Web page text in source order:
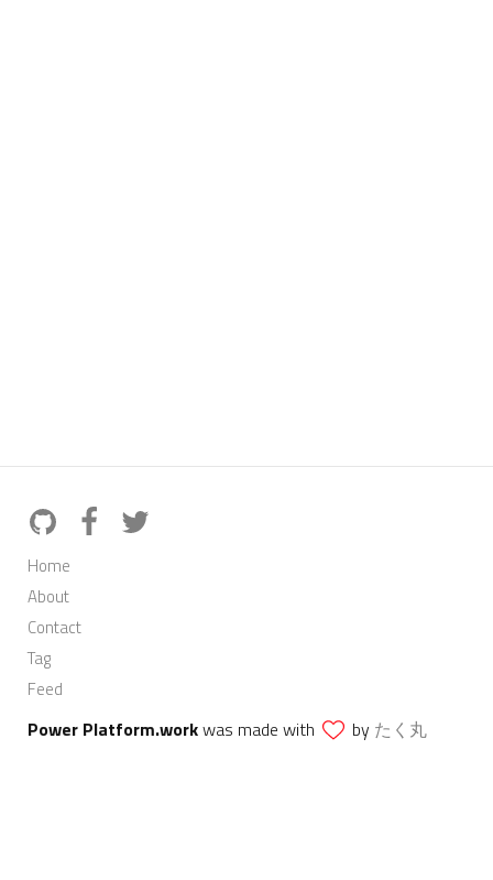
Home
About
Contact
Tag
Feed
Power Platform.workwas made with by たく丸